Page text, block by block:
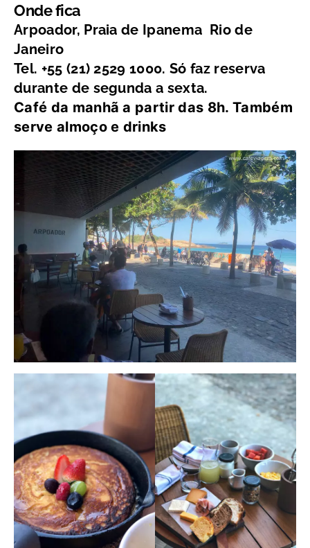
Onde fica
Arpoador, Praia de Ipanema Rio de
Janeiro
Tel. +55 (21) 2529 1000. Só faz reserva
durante de segunda a sexta.
Café da manhã a partir das 8h. Também
serve almoço e drinks